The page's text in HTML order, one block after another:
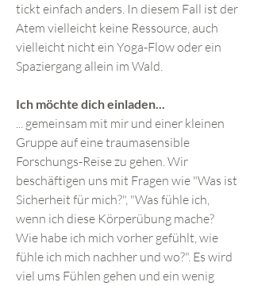
tickt einfach anders. In diesem Fall ist der
Atem vielleicht keine Ressource, auch
vielleicht nicht ein Yoga-Flow oder ein
Spaziergang allein im Wald.
Ich möchte dich einladen...
... gemeinsam mit mir und einer kleinen
Gruppe auf eine traumasensible
Forschungs-Reise zu gehen. Wir
beschäftigen uns mit Fragen wie "Was ist
Sicherheit für mich?", "Was fühle ich,
wenn ich diese Körperübung mache?
Wie habe ich mich vorher gefühlt, wie
fühle ich mich nachher und wo?". Es wird
viel ums Fühlen gehen und ein wenig